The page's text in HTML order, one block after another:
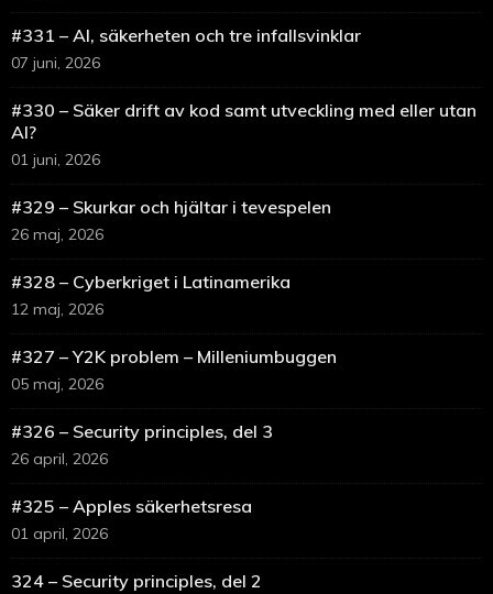
#331 – AI, säkerheten och tre infallsvinklar
07 juni, 2026
#330 – Säker drift av kod samt utveckling med eller utan
AI?
01 juni, 2026
#329 – Skurkar och hjältar i tevespelen
26 maj, 2026
#328 – Cyberkriget i Latinamerika
12 maj, 2026
#327 – Y2K problem – Milleniumbuggen
05 maj, 2026
#326 – Security principles, del 3
26 april, 2026
#325 – Apples säkerhetsresa
01 april, 2026
324 – Security principles, del 2